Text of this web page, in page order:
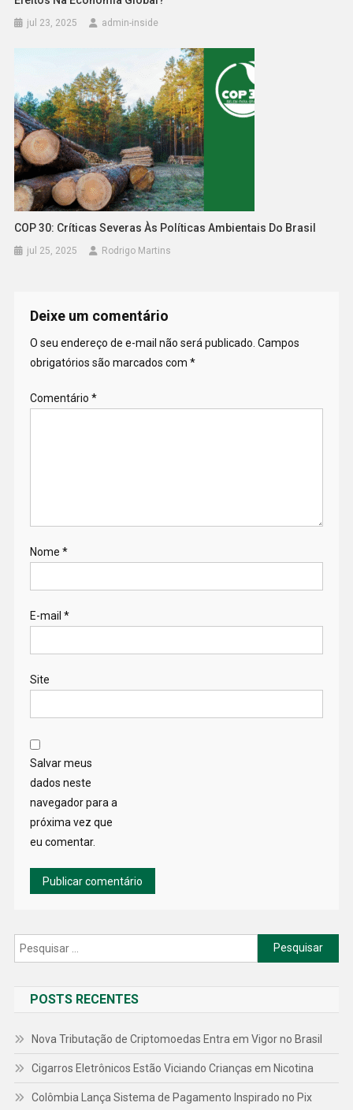
jul 23, 2025 admin-inside
COP 30: Críticas Severas Às Políticas Ambientais Do Brasil
jul 25, 2025 Rodrigo Martins
Deixe um comentário
O seu endereço de e-mail não será publicado. Campos
obrigatórios são marcados com *
Comentário *
Nome *
E-mail *
Site
Salvar meus
dados neste
navegador para a
próxima vez que
eu comentar.
Pesquisar
por:
POSTS RECENTES
Nova Tributação de Criptomoedas Entra em Vigor no Brasil
Cigarros Eletrônicos Estão Viciando Crianças em Nicotina
Colômbia Lança Sistema de Pagamento Inspirado no Pix